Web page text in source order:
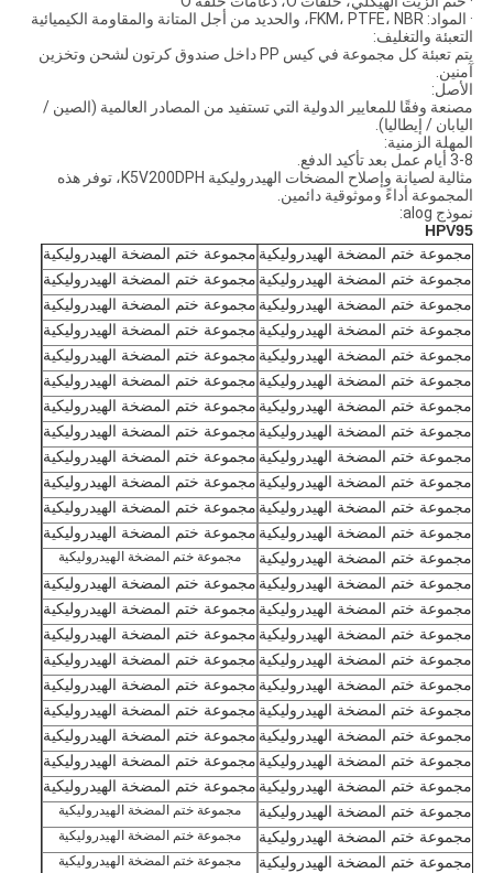
· المواد: FKM، PTFE، NBR، والحديد من أجل المتانة والمقاومة الكيميائية
التعبئة والتغليف:
يتم تعبئة كل مجموعة في كيس PP داخل صندوق كرتون لشحن وتخزين
آمنين.
الأصل:
مصنعة وفقًا للمعايير الدولية التي تستفيد من المصادر العالمية (الصين /
اليابان / إيطاليا).
المهلة الزمنية:
3-8 أيام عمل بعد تأكيد الدفع.
مثالية لصيانة وإصلاح المضخات الهيدروليكية K5V200DPH، توفر هذه
المجموعة أداءً وموثوقية دائمين.
نموذج alog:
HPV95
مجموعة ختم المضخة الهيدروليكية مجموعة ختم المضخة الهيدروليكية
مجموعة ختم المضخة الهيدروليكية مجموعة ختم المضخة الهيدروليكية
مجموعة ختم المضخة الهيدروليكية مجموعة ختم المضخة الهيدروليكية
مجموعة ختم المضخة الهيدروليكية مجموعة ختم المضخة الهيدروليكية
مجموعة ختم المضخة الهيدروليكية مجموعة ختم المضخة الهيدروليكية
مجموعة ختم المضخة الهيدروليكية مجموعة ختم المضخة الهيدروليكية
مجموعة ختم المضخة الهيدروليكية مجموعة ختم المضخة الهيدروليكية
مجموعة ختم المضخة الهيدروليكية مجموعة ختم المضخة الهيدروليكية
مجموعة ختم المضخة الهيدروليكية مجموعة ختم المضخة الهيدروليكية
مجموعة ختم المضخة الهيدروليكية مجموعة ختم المضخة الهيدروليكية
مجموعة ختم المضخة الهيدروليكية مجموعة ختم المضخة الهيدروليكية
مجموعة ختم المضخة الهيدروليكية مجموعة ختم المضخة الهيدروليكية
مجموعة ختم المضخة الهيدروليكية
مجموعة ختم المضخة الهيدروليكية
مجموعة ختم المضخة الهيدروليكية مجموعة ختم المضخة الهيدروليكية
مجموعة ختم المضخة الهيدروليكية مجموعة ختم المضخة الهيدروليكية
مجموعة ختم المضخة الهيدروليكية مجموعة ختم المضخة الهيدروليكية
مجموعة ختم المضخة الهيدروليكية مجموعة ختم المضخة الهيدروليكية
مجموعة ختم المضخة الهيدروليكية مجموعة ختم المضخة الهيدروليكية
مجموعة ختم المضخة الهيدروليكية مجموعة ختم المضخة الهيدروليكية
مجموعة ختم المضخة الهيدروليكية مجموعة ختم المضخة الهيدروليكية
مجموعة ختم المضخة الهيدروليكية مجموعة ختم المضخة الهيدروليكية
مجموعة ختم المضخة الهيدروليكية مجموعة ختم المضخة الهيدروليكية
مجموعة ختم المضخة الهيدروليكية
مجموعة ختم المضخة الهيدروليكية
مجموعة ختم المضخة الهيدروليكية مجموعة ختم المضخة الهيدروليكية
مجموعة ختم المضخة الهيدروليكية مجموعة ختم المضخة الهيدروليكية